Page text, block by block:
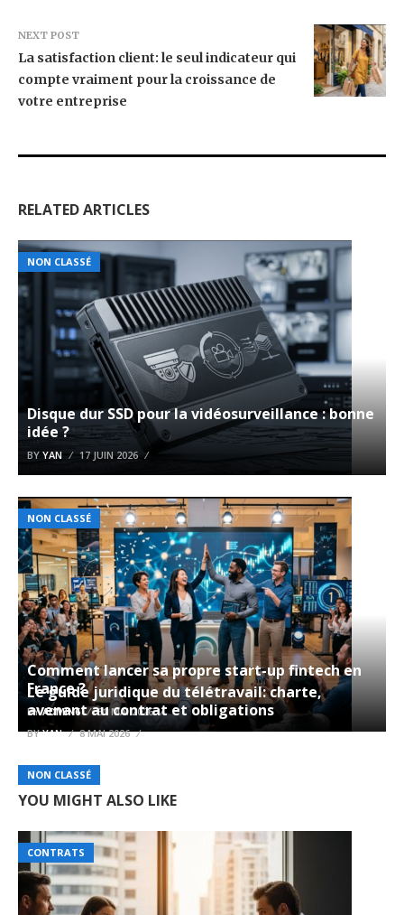
NEXT POST
La satisfaction client: le seul indicateur qui
compte vraiment pour la croissance de
votre entreprise
RELATED ARTICLES
NON CLASSÉ
Disque dur SSD pour la vidéosurveillance : bonne
idée ?
BY YAN 17 JUIN 2026
NON CLASSÉ
Comment lancer sa propre start-up fintech en
France ?
BYADMIN6 31 MAI 2026
NON CLASSÉ
Le guide juridique du télétravail: charte,
avenant au contrat et obligations
BYYAN 8 MAI 2026
YOU MIGHT ALSO LIKE
CONTRATS